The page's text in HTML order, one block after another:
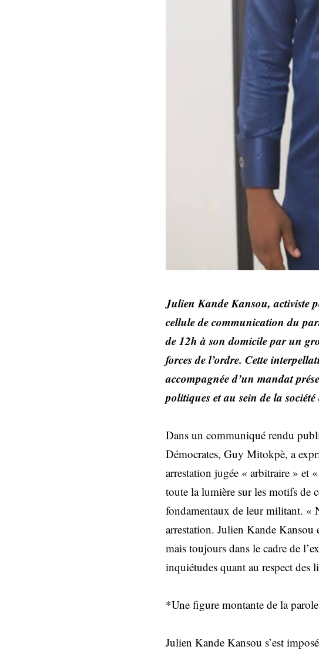
Julien Kande Kansou, activiste
cellule de communication du
de 12h à son domicile par un
forces de l’ordre. Cette
accompagnée d’un mandat
politiques et au sein de la
Dans un communiqué rendu
Démocrates, Guy Mitokpè, a
arrestation jugée « arbitraire » et
toute la lumière sur les motifs de
fondamentaux de leur militant. «
arrestation. Julien Kande
mais toujours dans le cadre de
inquiétudes quant au respect des
*Une figure montante de la
Julien Kande Kansou s’est